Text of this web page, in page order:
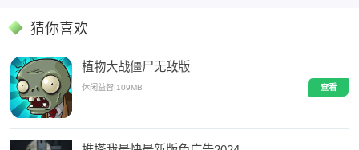
猜你喜欢
植物大战僵尸无敌版
休闲益智|109MB 查看